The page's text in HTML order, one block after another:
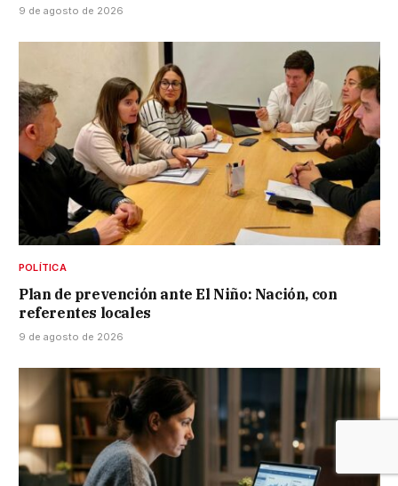
9 de agosto de 2026
POLÍTICA
Plan de prevención ante El Niño: Nación, con
referentes locales
9 de agosto de 2026